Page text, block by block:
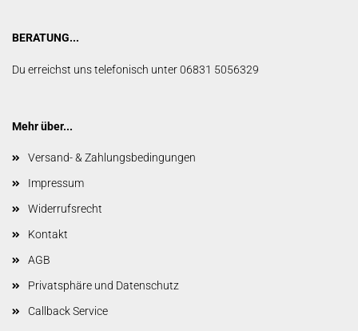
BERATUNG...
Du erreichst uns telefonisch unter 06831 5056329
Mehr über...
Versand- & Zahlungsbedingungen
Impressum
Widerrufsrecht
Kontakt
AGB
Privatsphäre und Datenschutz
Callback Service